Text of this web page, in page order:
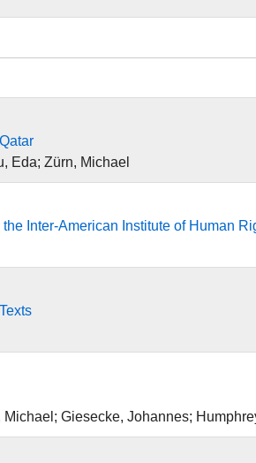
Eda; Zürn, Michael
Inter-American Institute of Human
Giesecke, Johannes;